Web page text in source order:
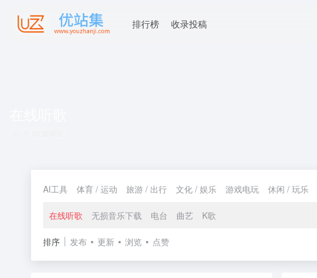
排行榜 收录投稿
AI工具 体育 / 运动 旅游 / 出行 文化 / 娱乐 游戏电玩 休闲 / 玩乐
在线听歌 无损音乐下载 电台 曲艺 K歌
排序 发布 更新 浏览 点赞